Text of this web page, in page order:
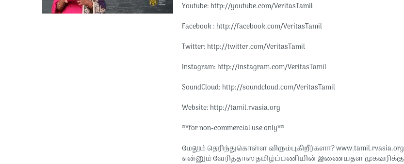
Youtube: http://youtube.com/VeritasTamil​​
Facebook : http://facebook.com/VeritasTamil​​
Twitter: http://twitter.com/VeritasTamil​​
Instagram: http://instagram.com/VeritasTamil​​
SoundCloud: http://soundcloud.com/VeritasTamil​​
Website: http://tamil.rvasia.org​​
**for non-commercial use only**
மேலும் தெரிந்துகொள்ள விரும்புகிறீர்களா? www.tamil.rvasia.org
என்னும் வேரித்தாஸ் தமிழ்ப்பணியின் இணையதள முகவரிக்கு